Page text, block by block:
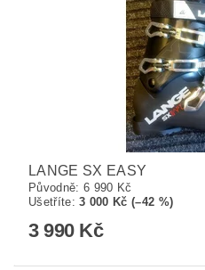
LANGE SX EASY
Původně: 6 990 Kč
Ušetříte:3 000 Kč (–42 %)
3 990 Kč